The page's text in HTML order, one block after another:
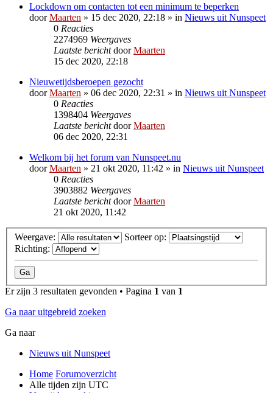
Lockdown om contacten tot een minimum te beperken
doorMaarten » 15 dec 2020, 22:18 » in Nieuws uit Nunspeet
0 Reacties
2274969 Weergaves
Laatste berichtdoorMaarten
15 dec 2020, 22:18
Nieuwetijdsberoepen gezocht
doorMaarten » 06 dec 2020, 22:31 » in Nieuws uit Nunspeet
0 Reacties
1398404 Weergaves
Laatste berichtdoorMaarten
06 dec 2020, 22:31
Welkom bij het forum van Nunspeet.nu
doorMaarten » 21 okt 2020, 11:42 » in Nieuws uit Nunspeet
0 Reacties
3903882 Weergaves
Laatste berichtdoorMaarten
21 okt 2020, 11:42
Weergave:
Sorteer op:
Richting:
Er zijn 3 resultaten gevonden • Pagina 1 van 1
Ga naar uitgebreid zoeken
Ga naar
Nieuws uit Nunspeet
Home Forumoverzicht
Alle tijden zijn UTC